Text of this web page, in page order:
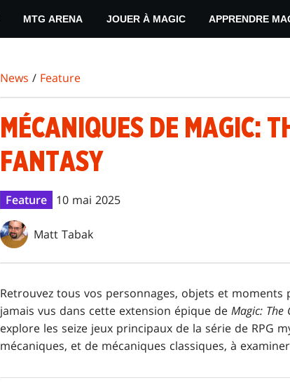
MTG ARENA JOUER À MAGIC APPRENDRE
News / Feature
MÉCANIQUES DE MAGIC:
FANTASY
Feature 10 mai 2025
Matt Tabak
Retrouvez tous vos personnages, objets et moments
jamais vus dans cette extension épique de Magic: The
explore les seize jeux principaux de la série de RPG
mécaniques, et de mécaniques classiques, à